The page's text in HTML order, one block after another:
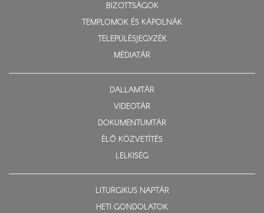
BIZOTTSÁGOK
TEMPLOMOK ÉS KÁPOLNÁK
TELEPÜLÉSJEGYZÉK
MÉDIATÁR
DALLAMTÁR
VIDEOTÁR
DOKUMENTUMTÁR
ÉLŐ KÖZVETÍTÉS
LELKISÉG
LITURGIKUS NAPTÁR
HETI GONDOLATOK